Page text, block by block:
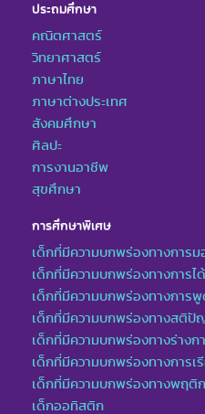
ประถมศึกษา
คณิตศาสตร์
วิทยาศาสตร์
ภาษาไทย
ภาษาต่างประเทศ
สังคมศึกษา
ศิลปะ
การงานอาชีพ
สุขศึกษา
การศึกษาพิเศษ
เด็กที่มีความบกพร่องทางการม
เด็กที่มีความบกพร่องทางการไ
เด็กที่มีความบกพร่องทางการพู
เด็กที่มีความบกพร่องทางสติ
เด็กที่มีความบกพร่องทางร่างก
เด็กที่มีความบกพร่องทางการเ
เด็กที่มีความบกพร่องทางพฤติ
เด็กออทิสติก